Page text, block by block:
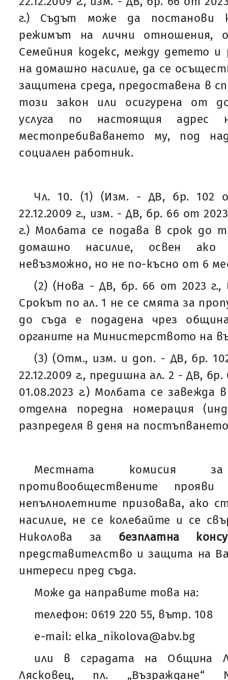
г.) Съдът може да постанови
режимът на лични отношения,
Семейния кодекс, между детето и
на домашно насилие, да се
защитена среда, предоставена в
този закон или осигурена от
услуга по настоящия
местопребиваването му, под
социален работник.
Чл. 10. (1) (Изм. - ДВ, бр. 102
22.12.2009 г., изм. - ДВ, бр. 66 от
г.) Молбата се подава в срок до
домашно насилие, освен
невъзможно, но не по-късно от 6
(2) (Нова - ДВ, бр. 66 от 2023 г.,
Срокът по ал. 1 не се смята за
до съда е подадена чрез
органите на Министерството на
(3) (Отм., изм. и доп. - ДВ, бр.
22.12.2009 г., предишна ал. 2 - ДВ,
01.08.2023 г.) Молбата се завежда
отделна поредна номерация
разпределя в деня на
Местната комисия
противообществените
непълнолетните призовава, ако
насилие, не се колебайте и се
Николова за безплатна
представителство и защита на
интереси пред съда.
Може да направите това на:
телефон: 0619 220 55, вътр. 108
e-mail: elka_nikolova@abv.bg
или в сградата на Община
Лясковец, пл.